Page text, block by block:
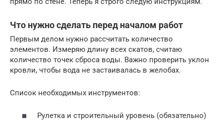
Что нужно сделать перед началом работ
Первым делом нужно рассчитать количество
элементов. Измеряю длину всех скатов, считаю
количество точек сброса воды. Важно проверить уклон
кровли, чтобы вода не застаивалась в желобах.
Список необходимых инструментов:
Рулетка и строительный уровень (обязательно)